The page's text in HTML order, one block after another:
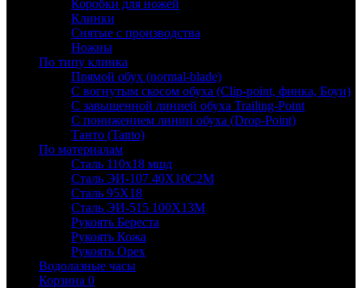
Коробки для ножей
Клинки
Снятые с производства
Ножны
По типу клинка
Прямой обух (normal-blade)
С вогнутым скосом обуха (Clip-point, финка, Боуи)
С завышенной линией обуха Trailing-Point
С понижением линии обуха (Drop-Point)
Танто (Tanto)
По материалам
Сталь 110х18 мшд
Сталь ЭИ-107 40Х10С2М
Сталь 95Х18
Сталь ЭИ-515 100Х13М
Рукоять Береста
Рукоять Кожа
Рукоять Орех
Водолазные часы
Корзина 0